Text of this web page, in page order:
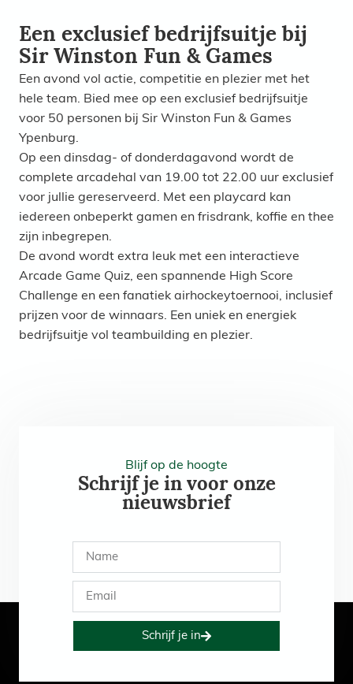
Een exclusief bedrijfsuitje bij
Sir Winston Fun & Games
Een avond vol actie, competitie en plezier met het
hele team. Bied mee op een exclusief bedrijfsuitje
voor 50 personen bij Sir Winston Fun & Games
Ypenburg.
Op een dinsdag- of donderdagavond wordt de
complete arcadehal van 19.00 tot 22.00 uur exclusief
voor jullie gereserveerd. Met een playcard kan
iedereen onbeperkt gamen en frisdrank, koffie en thee
zijn inbegrepen.
De avond wordt extra leuk met een interactieve
Arcade Game Quiz, een spannende High Score
Challenge en een fanatiek airhockeytoernooi, inclusief
prijzen voor de winnaars. Een uniek en energiek
bedrijfsuitje vol teambuilding en plezier.
Blijf op de hoogte
Schrijf je in voor onze
nieuwsbrief
Schrijf je in